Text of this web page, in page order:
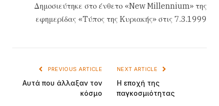
Δημοσιεύτηκε στο ένθετο «New Millennium» της
εφημερίδας «Tύπος της Kυριακής» στις 7.3.1999
PREVIOUS ARTICLE
Aυτά που άλλαξαν τον
κόσμο
NEXT ARTICLE
H εποχή της
παγκοσμιότητας